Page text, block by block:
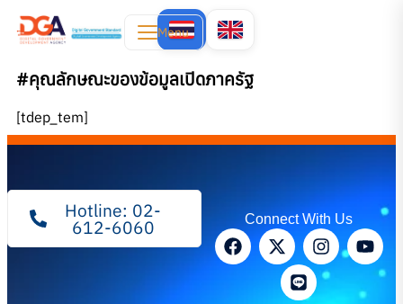
Menu
#คุณลักษณะของข้อมูลเปิดภาครัฐ
[tdep_tem]
Hotline: 02-
612-6060 Connect With Us